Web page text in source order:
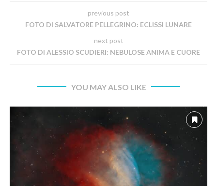
previous post
FOTO DI SALVATORE PELLEGRINO: ECLISSI LUNARE
next post
FOTO DI ALESSIO SCUDIERI: NEBULOSE ANIMA E CUORE
YOU MAY ALSO LIKE